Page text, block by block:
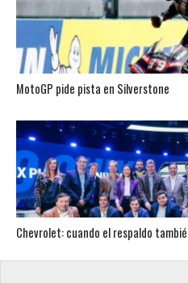
MotoGP pide pista en Silverstone
Chevrolet: cuando el respaldo